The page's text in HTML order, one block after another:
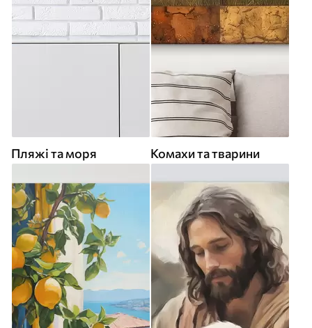
Пляжі та моря Комахи та тварини